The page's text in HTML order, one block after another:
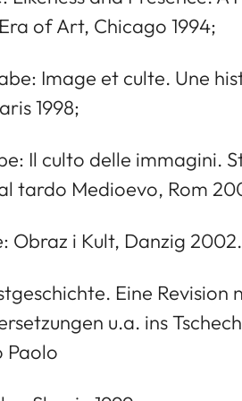
of Art, Chicago 1994;
Image et culte. Une
1998;
Il culto delle immagini.
tardo Medioevo, Rom
Obraz i Kult, Danzig 2002.
Eine Revision
u.a. ins
Paolo